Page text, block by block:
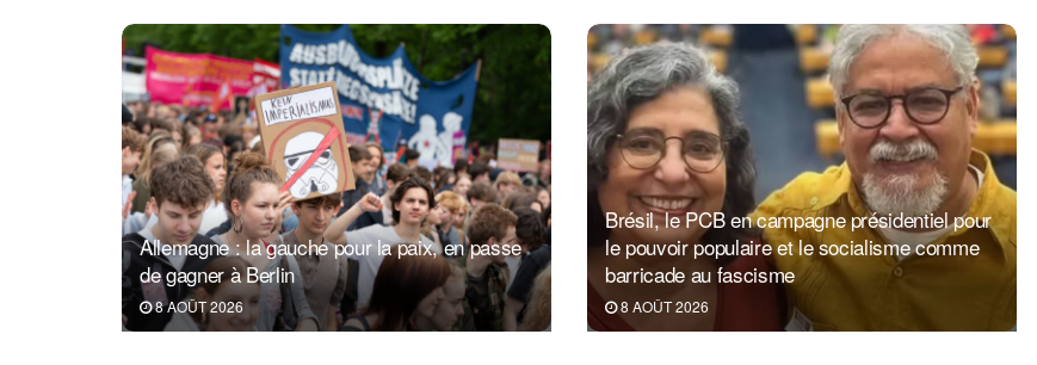
Allemagne : la gauche pour la paix, en passe
de gagner à Berlin
8 AOÛT 2026
Brésil, le PCB en campagne présidentiel pour
le pouvoir populaire et le socialisme comme
barricade au fascisme
8 AOÛT 2026